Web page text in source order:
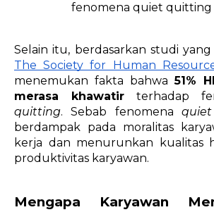
The Society for Human
menemukan fakta bahwa 51%
merasa khawatir terhadap
quitting. Sebab fenomena
berdampak pada moralitas
kerja dan menurunkan kualitas
produktivitas karyawan.
Mengapa Karyawan